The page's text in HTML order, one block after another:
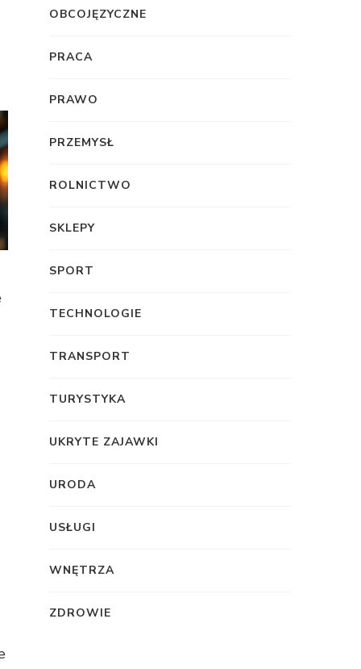
OBCOJĘZYCZNE
PRACA
PRAWO
PRZEMYSŁ
ROLNICTWO
SKLEPY
SPORT
TECHNOLOGIE
TRANSPORT
TURYSTYKA
UKRYTE ZAJAWKI
URODA
USŁUGI
WNĘTRZA
ZDROWIE